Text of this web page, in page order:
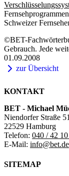
Schweizer
©BET-
Gebrauch. Jede
01.09.2008
zur Übersicht
KONTAKT
BET - Michael
Niendorfer Straße 51
22529 Hamburg
Telefon: 040 / 42
E-Mail: info@bet.de
SITEMAP